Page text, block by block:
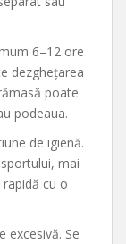
6–12 ore
dezghețarea
poate
podeaua.
de igienă.
mai
cu o
excesivă. Se